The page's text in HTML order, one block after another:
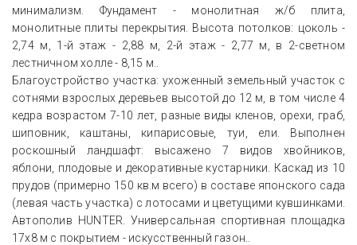
минимализм. Фундамент - монолитная ж/б плита,
монолитные плиты перекрытия. Высота потолков: цоколь -
2,74 м, 1-й этаж - 2,88 м, 2-й этаж - 2,77 м, в 2-светном
лестничном холле - 8,15 м..
Благоустройство участка: ухоженный земельный участок с
сотнями взрослых деревьев высотой до 12 м, в том числе 4
кедра возрастом 7-10 лет, разные виды кленов, орехи, граб,
шиповник, каштаны, кипарисовые, туи, ели. Выполнен
роскошный ландшафт: высажено 7 видов хвойников,
яблони, плодовые и декоративные кустарники. Каскад из 10
прудов (примерно 150 кв.м всего) в составе японского сада
(левая часть участка) с лотосами и цветущими кувшинками.
Автополив HUNTER. Универсальная спортивная площадка
17х8 м с покрытием - искусственный газон..